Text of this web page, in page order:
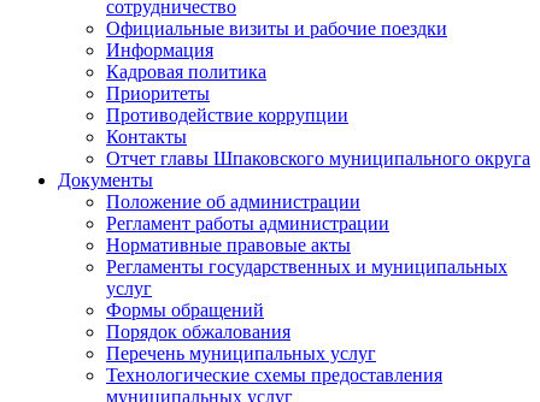
сотрудничество
Официальные визиты и рабочие поездки
Информация
Кадровая политика
Приоритеты
Противодействие коррупции
Контакты
Отчет главы Шпаковского муниципального округа
Документы
Положение об администрации
Регламент работы администрации
Нормативные правовые акты
Регламенты государственных и муниципальных
услуг
Формы обращений
Порядок обжалования
Перечень муниципальных услуг
Технологические схемы предоставления
муниципальных услуг